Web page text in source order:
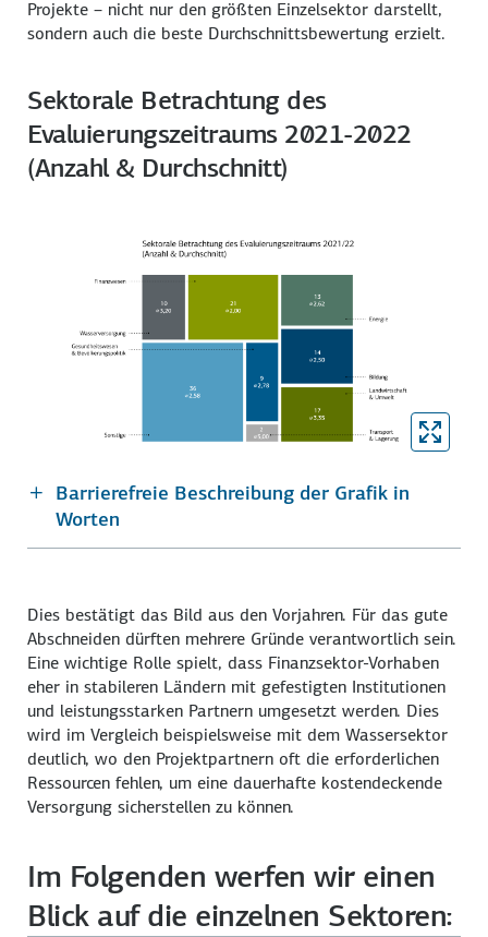
Projekte – nicht nur den größten Einzelsektor darstellt,
sondern auch die beste Durchschnittsbewertung erzielt.
Sektorale Betrachtung des
Evaluierungszeitraums 2021-2022
(Anzahl & Durchschnitt)
Barrierefreie Beschreibung der Grafik in
Worten
Dies bestätigt das Bild aus den Vorjahren. Für das gute
Abschneiden dürften mehrere Gründe verantwortlich sein.
Eine wichtige Rolle spielt, dass Finanzsektor-Vorhaben
eher in stabileren Ländern mit gefestigten Institutionen
und leistungsstarken Partnern umgesetzt werden. Dies
wird im Vergleich beispielsweise mit dem Wassersektor
deutlich, wo den Projektpartnern oft die erforderlichen
Ressourcen fehlen, um eine dauerhafte kostendeckende
Versorgung sicherstellen zu können.
Im Folgenden werfen wir einen
Blick auf die einzelnen Sektoren: